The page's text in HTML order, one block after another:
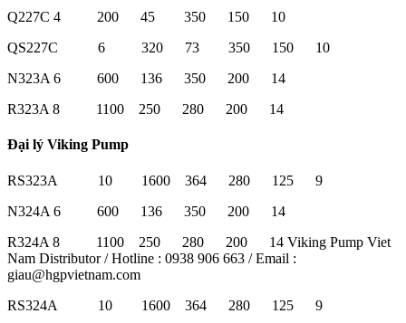
Q227C 4 200 45 350 150 10
QS227C 6 320 73 350 150 10
N323A 6 600 136 350 200 14
R323A 8 1100 250 280 200 14
Đại lý Viking Pump
RS323A 10 1600 364 280 125 9
N324A 6 600 136 350 200 14
R324A 8 1100 250 280 200 14 Viking Pump Viet
Nam Distributor / Hotline : 0938 906 663 / Email :
giau@hgpvietnam.com
RS324A 10 1600 364 280 125 9